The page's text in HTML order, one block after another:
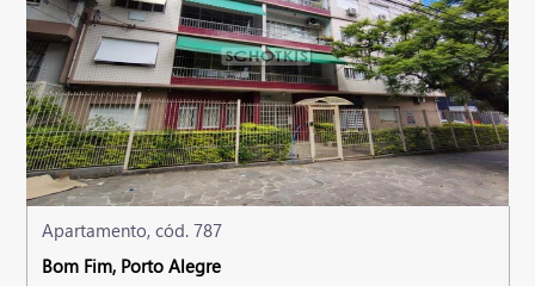
Apartamento, cód. 787
Bom Fim, Porto Alegre